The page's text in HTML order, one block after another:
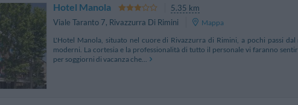
Hotel Manola
5.35 km
Viale Taranto 7, Rivazzurra Di Rimini
Mappa
L'Hotel Manola, situato nel cuore di Rivazzurra di Rimini, a pochi passi
moderni. La cortesia e la professionalità di tutto il personale vi faranno
per soggiorni di vacanza che...